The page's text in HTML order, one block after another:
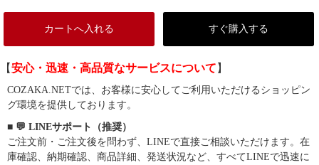
カートへ入れる すぐ購入する
【安心・迅速・高品質なサービスについて 】
COZAKA.NETでは、お客様に安心してご利用いただけるショッピン
グ環境を提供しております。
■ 💬 LINEサポート（推奨）
ご注文前・ご注文後を問わず、LINEで直接ご相談いただけます。在
庫確認、納期確認、商品詳細、発送状況など、すべてLINEで迅速に